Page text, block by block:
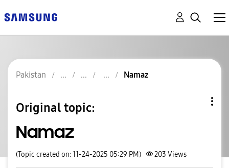
Pakistan Namaz
Original topic:
Namaz
(Topic created on: 11-24-2025 05:29 PM) 203 Views